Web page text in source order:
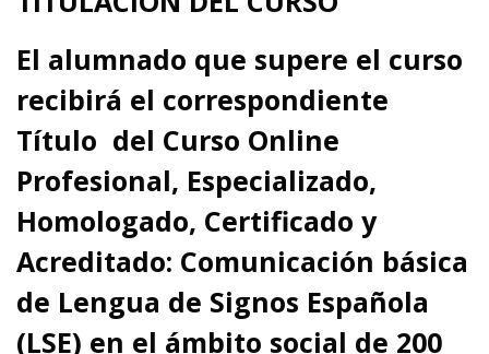
El alumnado que supere el curso
recibirá el correspondiente
Título del Curso Online
Profesional, Especializado,
Homologado, Certificado y
Acreditado: Comunicación básica
de Lengua de Signos Española
(LSE) en el ámbito social de 200